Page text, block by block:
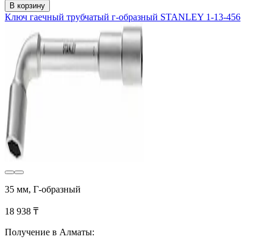
В корзину
Ключ гаечный трубчатый г-образный STANLEY 1-13-456
35 мм, Г-образный
18 938 ₸
Получение в Алматы: